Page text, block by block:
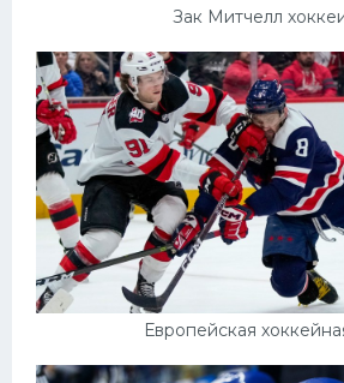
Зак Митчелл
Европейская